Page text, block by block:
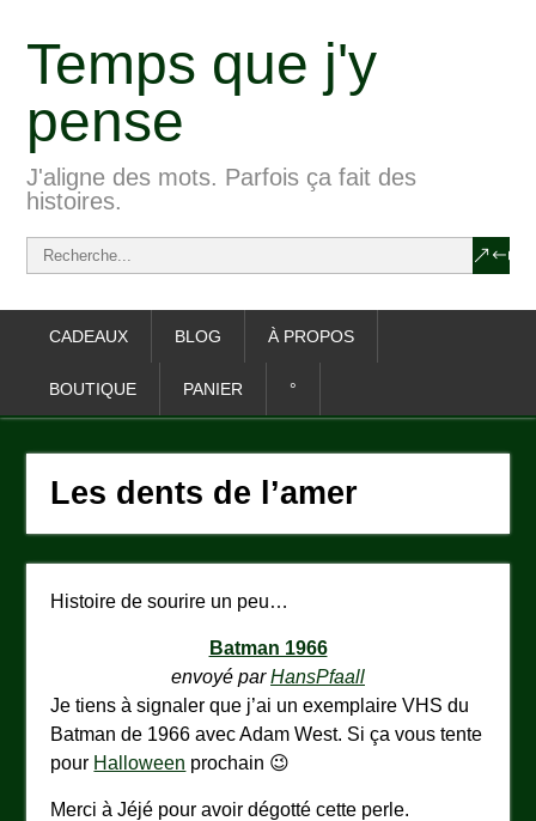
Temps que j'y
pense
J'aligne des mots. Parfois ça fait des
histoires.
CADEAUX BLOG À PROPOS
BOUTIQUE PANIER °
Les dents de l’amer
Histoire de sourire un peu…
Batman 1966
envoyé parHansPfaall
Je tiens à signaler que j’ai un exemplaire VHS du
Batman de 1966 avec Adam West. Si ça vous tente
pour Halloween prochain 😉
Merci à Jéjé pour avoir dégotté cette perle.